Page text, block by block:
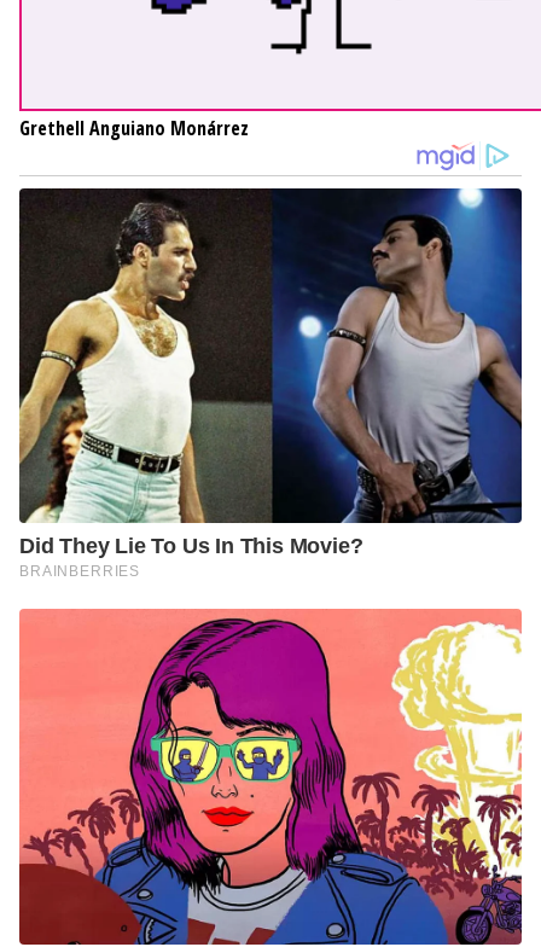
Grethell Anguiano Monárrez